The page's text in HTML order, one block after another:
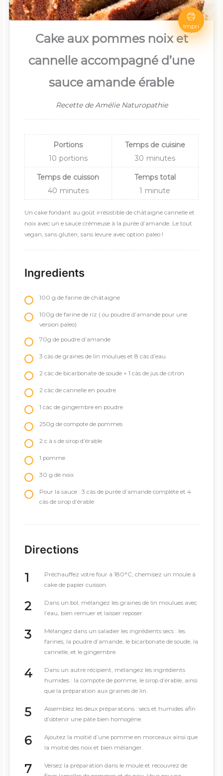
Impri
mer
Cake aux pommes noix et
cannelle accompagné d’une
sauce amande érable
Recette de Amélie Naturopathie
Portions
10 portions
Temps de cuisine
30 minutes
Temps de cuisson
40 minutes
Temps total
1 minute
Un cake fondant au goût irrésistible de châtaigne cannelle et
noix avec un e sauce crémeuse à la purée d’amande. Le tout
vegan, sans gluten, sans levure avec option paleo !
Ingredients
100 g de farine de châtaigne
100g de farine de riz ( ou poudre d’amande pour une
version paleo)
70g de poudre d’amande
3 càs de graines de lin moulues et 8 càs d’eau
2 càc de bicarbonate de soude + 1 càs de jus de citron
2 càc de cannelle en poudre
1 càc de gingembre en poudre
250g de compote de pommes
2 c à s de sirop d’érable
1 pomme
30 g de noix
Pour la sauce : 3 càs de purée d’amande complète et 4
càs de sirop d’érable
Directions
Préchauffez votre four à 180°C, chemisez un moule à
cake de papier cuisson.
Dans un bol, mélangez les graines de lin moulues avec
l’eau, bien remuer et laisser reposer.
Mélangez dans un saladier les ingrédients secs : les
farines, la poudre d’amande, le bicarbonate de soude, la
cannelle, et le gingembre.
Dans un autre récipient, mélangez les ingrédients
humides : la compote de pomme, le sirop d’érable, ainsi
que la préparation aux graines de lin.
Assemblez les deux préparations : secs et humides afin
d’obtenir une pâte bien homogène.
Ajoutez la moitié d’une pomme en morceaux ainsi que
la moitié des noix et bien mélanger.
Versez la préparation dans le moule et recouvrez de